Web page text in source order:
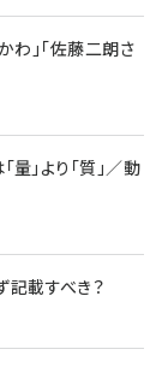
わ」「佐藤二朗さ
」より「質」／動
載すべき？